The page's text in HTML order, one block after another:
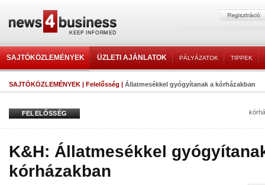
SAJTÓKÖZLEMÉNYEK ÜZLETI AJÁNLATOK PÁLYÁZATOK TIPPEK
SAJTÓKÖZLEMÉNYEK | Felelősség | Állatmesékkel gyógyítanak a kórházakban
FELELŐSSÉG
K&H: Állatmesékkel
kórházakban